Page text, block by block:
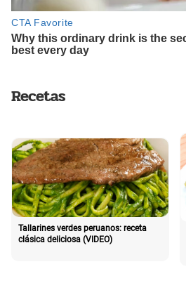
Recetas
Tallarines verdes peruanos: receta
clásica deliciosa (VIDEO)